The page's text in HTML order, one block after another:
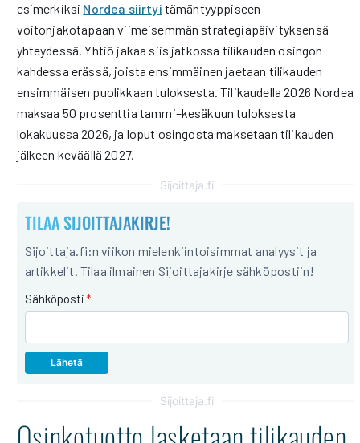
esimerkiksi Nordea siirtyi tämäntyyppiseen
voitonjakotapaan viimeisemmän strategiapäivityksensä
yhteydessä. Yhtiö jakaa siis jatkossa tilikauden osingon
kahdessa erässä, joista ensimmäinen jaetaan tilikauden
ensimmäisen puolikkaan tuloksesta. Tilikaudella 2026 Nordea
maksaa 50 prosenttia tammi–kesäkuun tuloksesta
lokakuussa 2026, ja loput osingosta maksetaan tilikauden
jälkeen keväällä 2027.
Sijoittaja.fi
TILAA SIJOITTAJAKIRJE!
Sijoittaja.fi:n viikon mielenkiintoisimmat analyysit ja
artikkelit. Tilaa ilmainen Sijoittajakirje sähköpostiin!
Sähköposti*
Sijoittaja.fi